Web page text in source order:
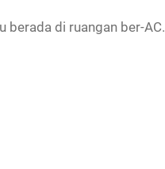
berada di ruangan ber-AC.